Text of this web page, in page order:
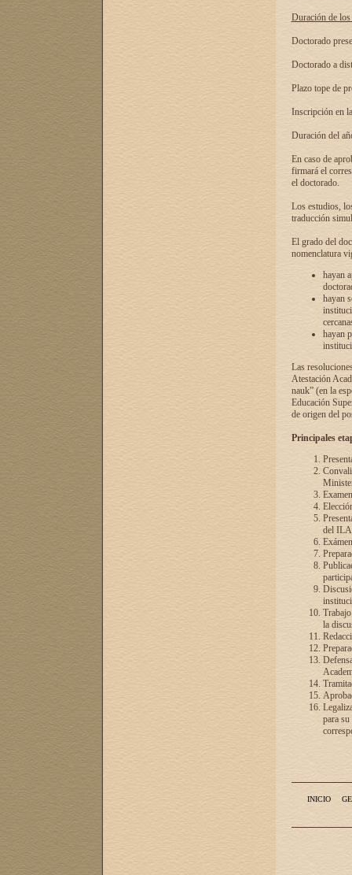
Duración de
Doctorado
Doctorado a
Plazo tope de
Inscripción en
Duración del
En caso de
firmará el
el doctorado.
Los estudios,
traducción
El grado del
nomenclatura
hayan
hayan
hayan
Las
Atestación
nauk” (en la
Educación
de origen del
Principales
del
la
para
INICIO